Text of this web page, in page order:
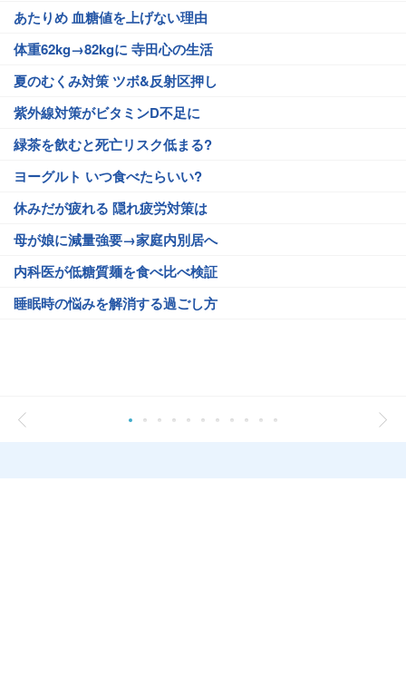
あたりめ 血糖値を上げない理由
体重62kg→82kgに 寺田心の生活
夏のむくみ対策 ツボ&反射区押し
紫外線対策がビタミンD不足に
緑茶を飲むと死亡リスク低まる?
ヨーグルト いつ食べたらいい?
休みだが疲れる 隠れ疲労対策は
母が娘に減量強要→家庭内別居へ
内科医が低糖質麺を食べ比べ検証
睡眠時の悩みを解消する過ごし方